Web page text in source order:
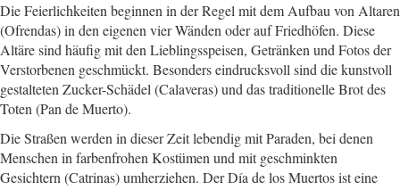
Die Feierlichkeiten beginnen in der Regel mit dem Aufbau von Altaren
(Ofrendas) in den eigenen vier Wänden oder auf Friedhöfen. Diese
Altäre sind häufig mit den Lieblingsspeisen, Getränken und Fotos der
Verstorbenen geschmückt. Besonders eindrucksvoll sind die kunstvoll
gestalteten Zucker-Schädel (Calaveras) und das traditionelle Brot des
Toten (Pan de Muerto).
Die Straßen werden in dieser Zeit lebendig mit Paraden, bei denen
Menschen in farbenfrohen Kostümen und mit geschminkten
Gesichtern (Catrinas) umherziehen. Der Día de los Muertos ist eine